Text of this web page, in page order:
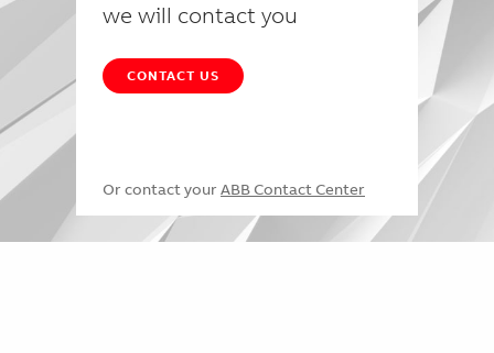
we will contact you
CONTACT US
Or contact your ABB Contact Center